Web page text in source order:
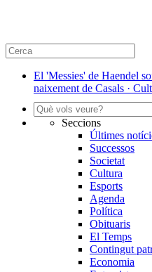
El 'Messies' de Haendel
naixement de Casals ·
Seccions
Últimes
Successos
Societat
Cultura
Esports
Agenda
Política
Obituaris
El Temps
Contingut
Economia